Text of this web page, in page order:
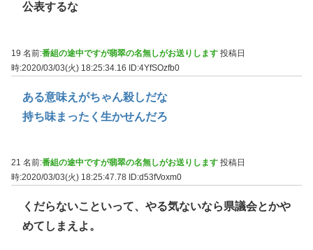
公表するな
19 名前:番組の途中ですが翡翠の名無しがお送りします 投稿日
時:2020/03/03(火) 18:25:34.16 ID:4YfSOzfb0
ある意味えがちゃん殺しだな
持ち味まったく生かせんだろ
21 名前:番組の途中ですが翡翠の名無しがお送りします 投稿日
時:2020/03/03(火) 18:25:47.78 ID:d53fVoxm0
くだらないこといって、やる気ないなら県議会とかや
めてしまえよ。